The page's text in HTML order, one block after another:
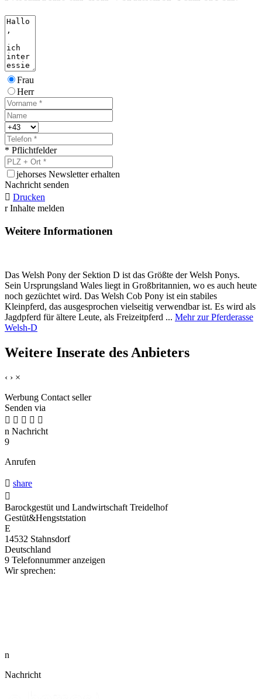
Frau
Herr
* Pflichtfelder
jehorses Newsletter erhalten
Nachricht senden
 Drucken
r Inhalte melden
Weitere Informationen
Das Welsh Pony der Sektion D ist das Größte der Welsh Ponys.
Sein Ursprungsland Wales liegt in Großbritannien, wo es auch heute
noch gezüchtet wird. Das Welsh Cob Pony ist ein stabiles
Kleinpferd, das ausgesprochen vielseitig verwendbar ist. Es wird als
Jagdpferd für ältere Leute, als Freizeitpferd ... Mehr zur Pferderasse
Welsh-D
Weitere Inserate des Anbieters
‹ › ×
Werbung Contact seller
Senden via
    
n Nachricht
9
Anrufen
 share

Barockgestüt und Landwirtschaft Treidelhof
Gestüt&Hengststation
E
14532 Stahnsdorf
Deutschland
9 Telefonnummer anzeigen
Wir sprechen:
n
Nachricht